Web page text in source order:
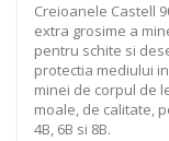
Creioanele Castell
extra grosime a
pentru schite si
protectia mediului
minei de corpul de
moale, de calitate,
4B, 6B si 8B.